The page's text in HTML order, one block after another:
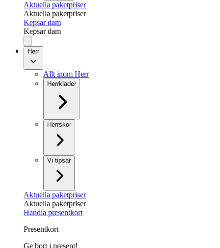
Aktuella paketpriser
Aktuella paketpriser
Kepsar dam
Kepsar dam
Herr
Allt inom Herr
Herrkläder
Herrskor
Vi tipsar
Aktuella paketpriser
Aktuella paketpriser
Handla presentkort
Presentkort
Ge bort i present!